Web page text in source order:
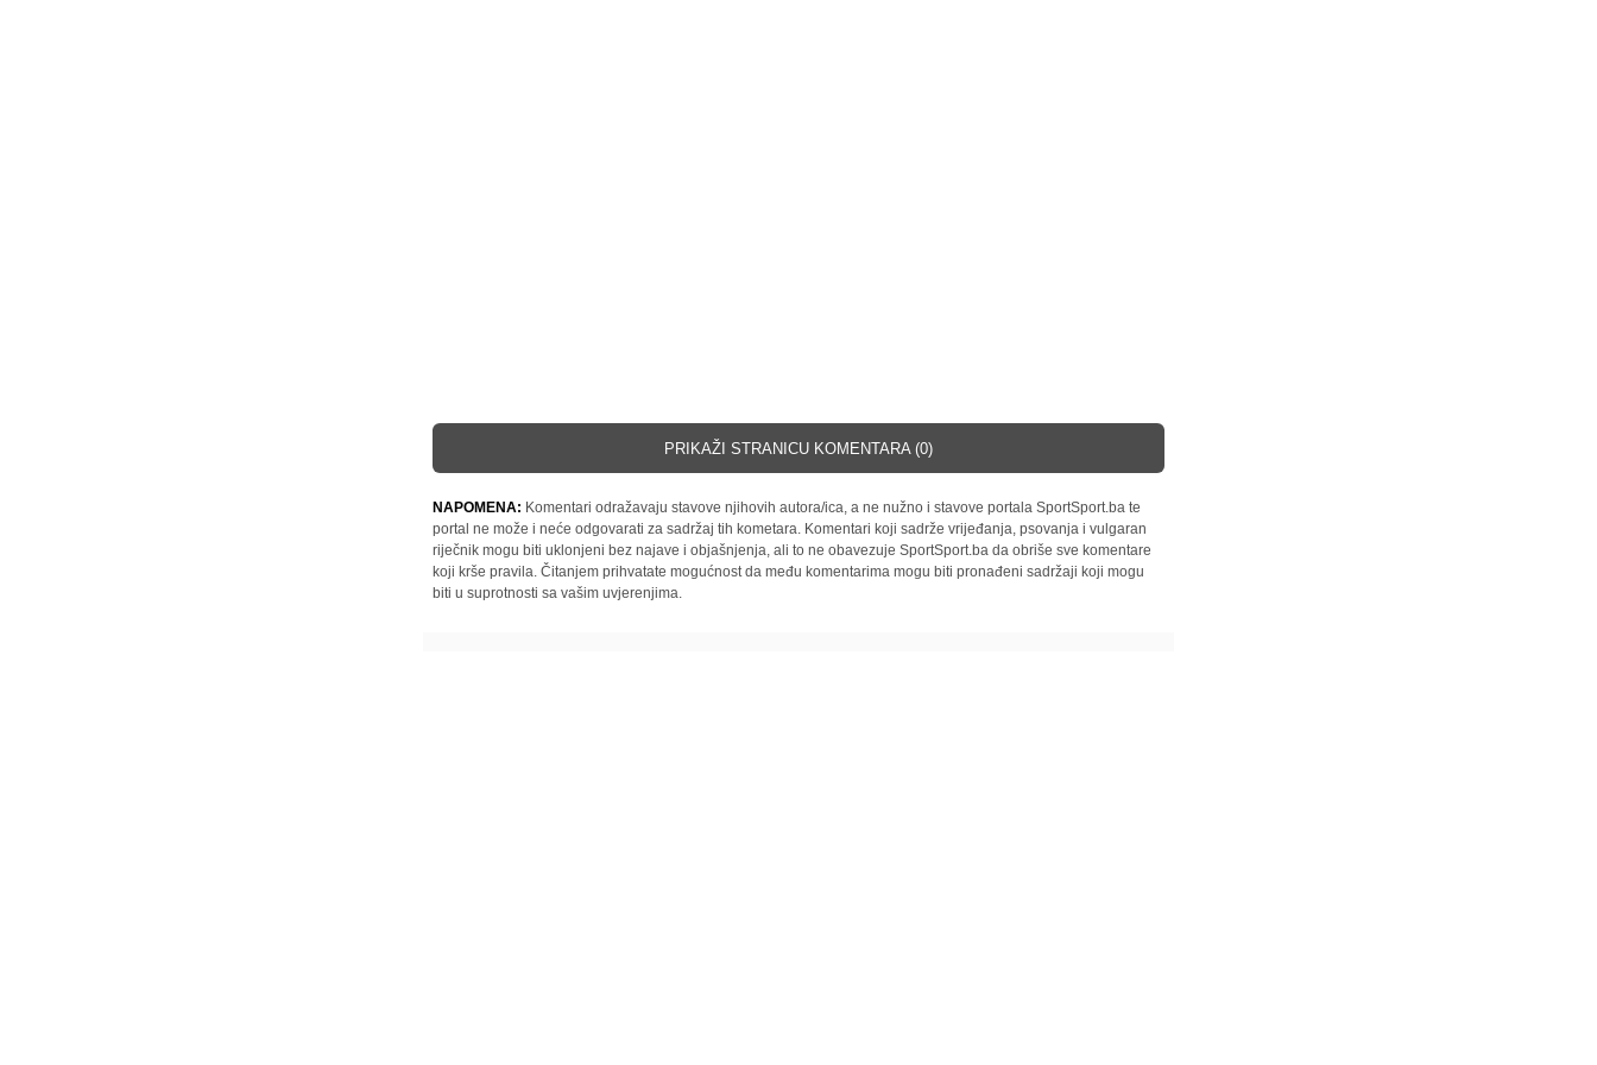
PRIKAŽI STRANICU KOMENTARA (0)
NAPOMENA: Komentari odražavaju stavove njihovih autora/ica, a ne nužno i stavove portala SportSport.ba te
portal ne može i neće odgovarati za sadržaj tih kometara. Komentari koji sadrže vrijeđanja, psovanja i vulgaran
riječnik mogu biti uklonjeni bez najave i objašnjenja, ali to ne obavezuje SportSport.ba da obriše sve komentare
koji krše pravila. Čitanjem prihvatate mogućnost da među komentarima mogu biti pronađeni sadržaji koji mogu
biti u suprotnosti sa vašim uvjerenjima.